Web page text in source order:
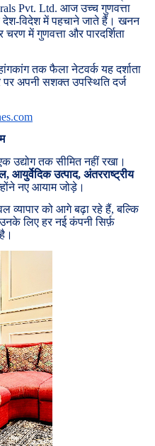
Pvt. Ltd. आज उच्च गुणवत्ता
देश-विदेश में पहचाने जाते हैं। खनन
में गुणवत्ता और पारदर्शिता
तक फैला नेटवर्क यह दर्शाता
पर अपनी सशक्त उपस्थिति दर्ज
तक सीमित नहीं रखा।
उत्पाद, अंतरराष्ट्रीय
नए आयाम जोड़े।
को आगे बढ़ा रहे हैं, बल्कि
लिए हर नई कंपनी सिर्फ़